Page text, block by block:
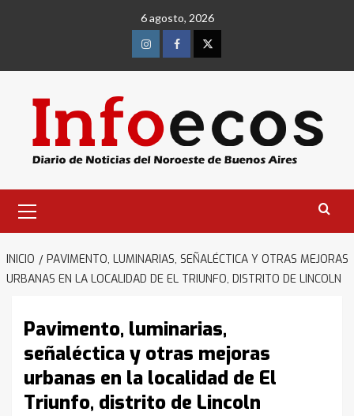
6 agosto, 2026
InstagramFacebookTwitter
primario
INICIO
PAVIMENTO, LUMINARIAS, SEÑALÉCTICA Y OTRAS MEJORAS
URBANAS EN LA LOCALIDAD DE EL TRIUNFO, DISTRITO DE LINCOLN
Pavimento, luminarias,
señaléctica y otras mejoras
urbanas en la localidad de El
Triunfo, distrito de Lincoln